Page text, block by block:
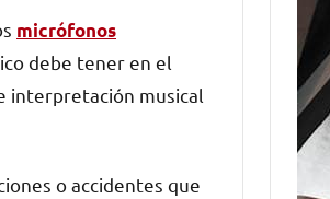
micrófonos
debe tener en el
interpretación musical
o accidentes que